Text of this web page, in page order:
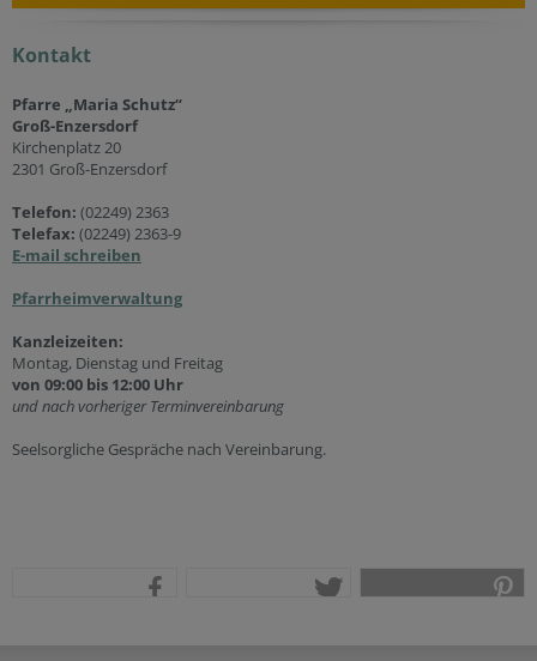
Kontakt
Pfarre „Maria Schutz“
Groß-Enzersdorf
Kirchenplatz 20
2301 Groß-Enzersdorf
Telefon: (02249) 2363
Telefax: (02249) 2363-9
E-mail schreiben
Pfarrheimverwaltung
Kanzleizeiten:
Montag, Dienstag und Freitag
von 09:00 bis 12:00 Uhr
und nach vorheriger Terminvereinbarung
Seelsorgliche Gespräche nach Vereinbarung.